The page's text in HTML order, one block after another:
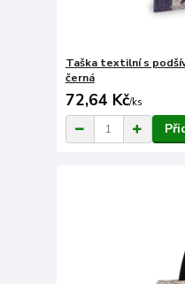
Taška textilní s
černá
72,64 Kč/ks